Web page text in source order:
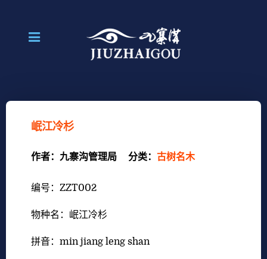
岷江冷杉
作者： 九寨沟管理局 分类： 古树名木
编号： ZZT002
物种名：岷江冷杉
拼音： min jiang leng shan